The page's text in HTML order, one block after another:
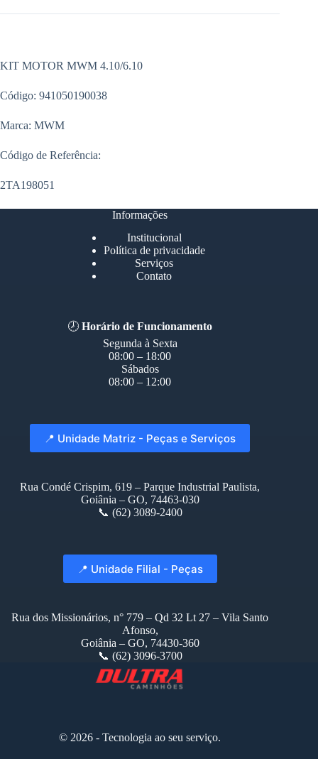
KIT MOTOR MWM 4.10/6.10
Código: 941050190038
Marca: MWM
Código de Referência:
2TA198051
Informações
Institucional
Política de privacidade
Serviços
Contato
🕗Horário de Funcionamento
Segunda à Sexta
08:00 – 18:00
Sábados
08:00 – 12:00
📍 Unidade Matriz - Peças e Serviços
Rua Condé Crispim, 619 – Parque Industrial Paulista,
Goiânia – GO, 74463-030
📞 (62) 3089-2400
📍 Unidade Filial - Peças
Rua dos Missionários, n° 779 – Qd 32 Lt 27 – Vila Santo
Afonso,
Goiânia – GO, 74430-360
📞 (62) 3096-3700
© 2026 - Tecnologia ao seu serviço.